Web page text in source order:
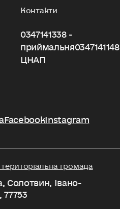
Контакти
0347141338 -
приймальня
ЦНАП
FacebookInstagram
громада
Солотвин, Івано-